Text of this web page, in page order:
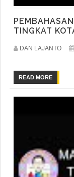
TINGKAT
DAN LAJANTO
READ MORE